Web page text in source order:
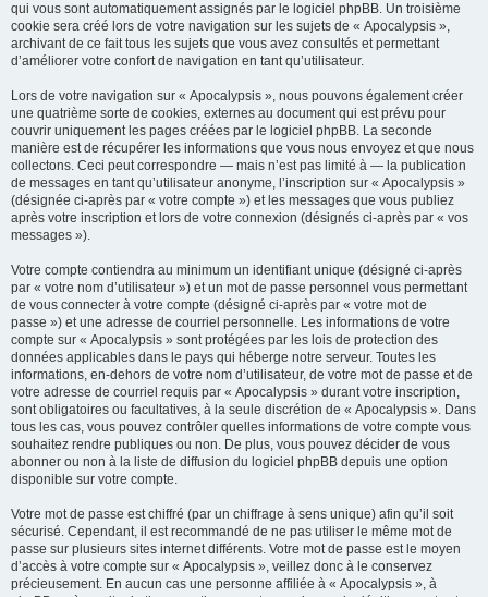
qui vous sont automatiquement assignés par le logiciel phpBB. Un troisième
cookie sera créé lors de votre navigation sur les sujets de « Apocalypsis »,
archivant de ce fait tous les sujets que vous avez consultés et permettant
d’améliorer votre confort de navigation en tant qu’utilisateur.
Lors de votre navigation sur « Apocalypsis », nous pouvons également créer
une quatrième sorte de cookies, externes au document qui est prévu pour
couvrir uniquement les pages créées par le logiciel phpBB. La seconde
manière est de récupérer les informations que vous nous envoyez et que nous
collectons. Ceci peut correspondre — mais n’est pas limité à — la publication
de messages en tant qu’utilisateur anonyme, l’inscription sur « Apocalypsis »
(désignée ci-après par « votre compte ») et les messages que vous publiez
après votre inscription et lors de votre connexion (désignés ci-après par « vos
messages »).
Votre compte contiendra au minimum un identifiant unique (désigné ci-après
par « votre nom d’utilisateur ») et un mot de passe personnel vous permettant
de vous connecter à votre compte (désigné ci-après par « votre mot de
passe ») et une adresse de courriel personnelle. Les informations de votre
compte sur « Apocalypsis » sont protégées par les lois de protection des
données applicables dans le pays qui héberge notre serveur. Toutes les
informations, en-dehors de votre nom d’utilisateur, de votre mot de passe et de
votre adresse de courriel requis par « Apocalypsis » durant votre inscription,
sont obligatoires ou facultatives, à la seule discrétion de « Apocalypsis ». Dans
tous les cas, vous pouvez contrôler quelles informations de votre compte vous
souhaitez rendre publiques ou non. De plus, vous pouvez décider de vous
abonner ou non à la liste de diffusion du logiciel phpBB depuis une option
disponible sur votre compte.
Votre mot de passe est chiffré (par un chiffrage à sens unique) afin qu’il soit
sécurisé. Cependant, il est recommandé de ne pas utiliser le même mot de
passe sur plusieurs sites internet différents. Votre mot de passe est le moyen
d’accès à votre compte sur « Apocalypsis », veillez donc à le conservez
précieusement. En aucun cas une personne affiliée à « Apocalypsis », à